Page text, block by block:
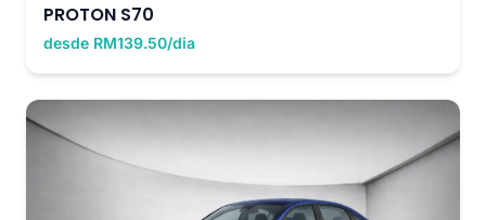
PROTON S70
desde RM139.50/dia